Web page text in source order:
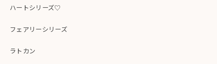
ハートシリーズ♡
フェアリーシリーズ
ラトカン